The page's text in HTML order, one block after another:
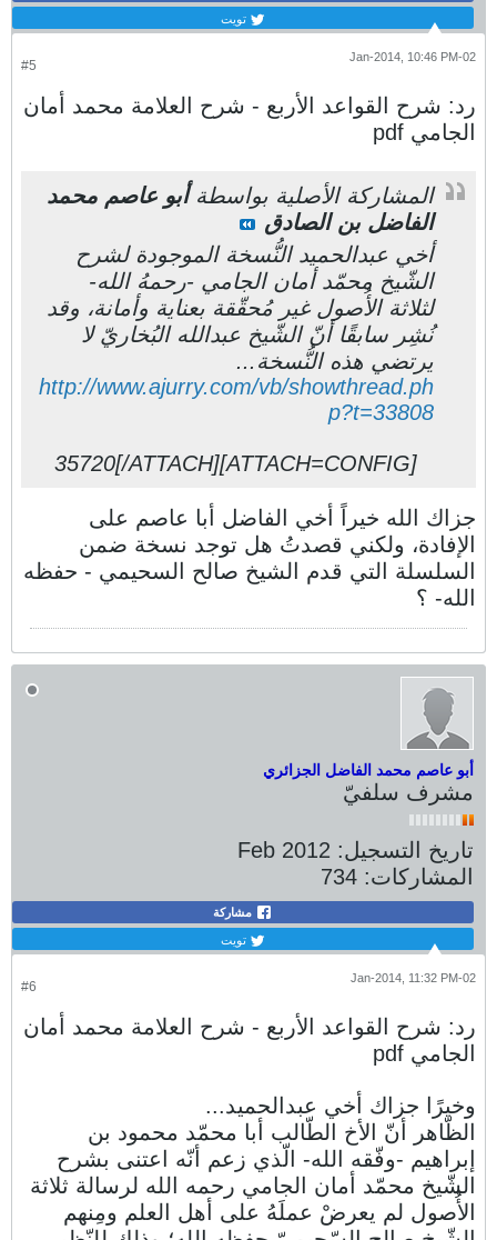
تويت
#5
02-Jan-2014, 10:46 PM
رد: شرح القواعد الأربع - شرح العلامة محمد أمان
الجامي pdf
المشاركة الأصلية بواسطةأبو عاصم محمد
الفاضل بن الصادق
أخي عبدالحميد النُّسخة الموجودة لشرح
الشّيخ محمّد أمان الجامي -رحمهُ الله-
لثلاثة الأُصول غير مُحقّقة بعناية وأمانة، وقد
نُشِر سابقًا أنّ الشّيخ عبدالله البُخاريّ لا
يرتضي هذه النُّسخة...
http://www.ajurry.com/vb/showthread.ph
p?t=33808
[ATTACH=CONFIG]35720[/ATTACH]
جزاك الله خيراً أخي الفاضل أبا عاصم على
الإفادة، ولكني قصدتُ هل توجد نسخة ضمن
السلسلة التي قدم الشيخ صالح السحيمي - حفظه
الله- ؟
أبو عاصم محمد الفاضل الجزائري
مشرف سلفيّ
تاريخ التسجيل: Feb 2012
المشاركات: 734
مشاركة
تويت
#6
02-Jan-2014, 11:32 PM
رد: شرح القواعد الأربع - شرح العلامة محمد أمان
الجامي pdf
وخيرًا جزاك أخي عبدالحميد...
الظّاهر أنّ الأخ الطّالب أبا محمّد محمود بن
إبراهيم -وفّقه الله- الّذي زعم أنّه اعتنى بشرح
الشّيخ محمّد أمان الجامي رحمه الله لرسالة ثلاثة
الأُصول لم يعرضْ عملَهُ على أهل العلم ومِنهم